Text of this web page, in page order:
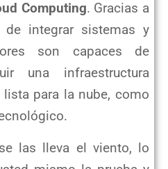
Computing. Gracias a
de integrar sistemas y
son capaces de
una infraestructura
para la nube, como
las lleva el viento, lo